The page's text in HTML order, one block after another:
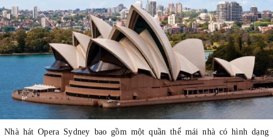
Nhà hát Opera Sydney bao gồm một quần thể mái nhà có hình dạng